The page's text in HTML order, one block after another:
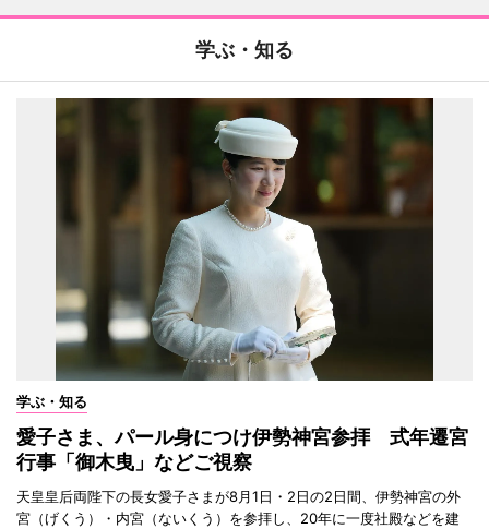
学ぶ・知る
学ぶ・知る
愛子さま、パール身につけ伊勢神宮参拝 式年遷宮
行事「御木曳」などご視察
天皇皇后両陛下の長女愛子さまが8月1日・2日の2日間、伊勢神宮の外
宮（げくう）・内宮（ないくう）を参拝し、20年に一度社殿などを建